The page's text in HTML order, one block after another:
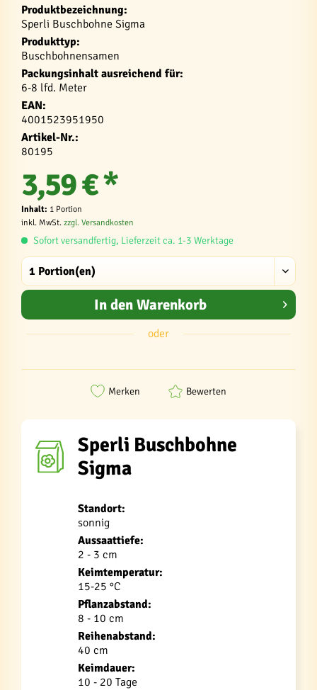
Produktbezeichnung:
Sperli Buschbohne Sigma
Produkttyp:
Buschbohnensamen
Packungsinhalt ausreichend für:
6-8 lfd. Meter
EAN:
4001523951950
Artikel-Nr.:
80195
3,59 € *
Inhalt: 1 Portion
inkl. MwSt. zzgl. Versandkosten
Sofort versandfertig, Lieferzeit ca. 1-3 Werktage
In den Warenkorb
oder
Merken Bewerten
Sperli Buschbohne
Sigma
Standort:
sonnig
Aussaattiefe:
2 - 3 cm
Keimtemperatur:
15-25 °C
Pflanzabstand:
8 - 10 cm
Reihenabstand:
40 cm
Keimdauer:
10 - 20 Tage